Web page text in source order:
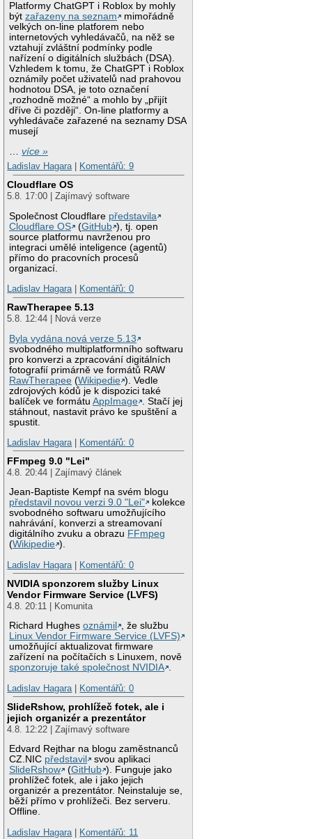
Platformy ChatGPT i Roblox by mohly
býtzařazeny na seznam
mimořádně
velkých on-line platforem nebo
internetových vyhledávačů, na něž se
vztahují zvláštní podmínky podle
nařízení o digitálních službách (DSA).
Vzhledem k tomu, že ChatGPT i Roblox
oznámily počet uživatelů nad prahovou
hodnotou DSA, je toto označení
„rozhodně možné“ a mohlo by „přijít
dříve či později“. On-line platformy a
vyhledávače zařazené na seznamy DSA
musejí
…více »
Ladislav Hagara| Komentářů: 9
Cloudflare OS
5.8. 17:00 | Zajímavý software
Společnost Cloudflare představila
Cloudflare OS
(GitHub ), tj. open
source platformu navrženou pro
integraci umělé inteligence (agentů)
přímo do pracovních procesů
organizací.
Ladislav Hagara| Komentářů: 0
RawTherapee 5.13
5.8. 12:44 | Nová verze
Byla vydána nová verze 5.13
svobodného multiplatformního softwaru
pro konverzi a zpracování digitálních
fotografií primárně ve formátů RAW
RawTherapee (Wikipedie ). Vedle
zdrojových kódů je k dispozici také
balíček ve formátuAppImage
. Stačí jej
stáhnout, nastavit právo ke spuštění a
spustit.
Ladislav Hagara| Komentářů: 0
FFmpeg 9.0 "Lei"
4.8. 20:44 | Zajímavý článek
Jean-Baptiste Kempf na svém blogu
představil novou verzi 9.0 "Lei"
kolekce
svobodného softwaru umožňujícího
nahrávání, konverzi a streamovaní
digitálního zvuku a obrazu FFmpeg
(Wikipedie ).
Ladislav Hagara| Komentářů: 0
NVIDIA sponzorem služby Linux
Vendor Firmware Service (LVFS)
4.8. 20:11 | Komunita
Richard Hughesoznámil
, že službu
Linux Vendor Firmware Service (LVFS)
umožňující aktualizovat firmware
zařízení na počítačích s Linuxem, nově
sponzoruje také společnost NVIDIA .
Ladislav Hagara| Komentářů: 0
SlideRshow, prohlížeč fotek, ale i
jejich organizér a prezentátor
4.8. 12:22 | Zajímavý software
Edvard Rejthar na blogu zaměstnanců
CZ.NIC představil
svou aplikaci
SlideRshow
(GitHub ). Funguje jako
prohlížeč fotek, ale i jako jejich
organizér a prezentátor. Neinstaluje se,
běží přímo v prohlížeči. Bez serveru.
Offline.
Ladislav Hagara| Komentářů: 11